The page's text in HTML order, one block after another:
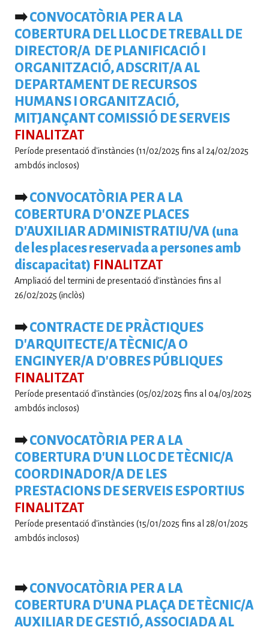
➡️CONVOCATÒRIA PER A LA
COBERTURA DEL LLOC DE TREBALL DE
DIRECTOR/A DE PLANIFICACIÓ I
ORGANITZACIÓ, ADSCRIT/A AL
DEPARTAMENT DE RECURSOS
HUMANS I ORGANITZACIÓ,
MITJANÇANT COMISSIÓ DE SERVEIS
FINALITZAT
Període presentació d'instàncies (11/02/2025 fins al 24/02/2025
ambdós inclosos)
➡️CONVOCATÒRIA PER A LA
COBERTURA D'ONZE PLACES
D'AUXILIAR ADMINISTRATIU/VA (una
de les places reservada a persones amb
discapacitat) FINALITZAT
Ampliació del termini de presentació d'instàncies fins al
26/02/2025 (inclòs)
➡️CONTRACTE DE PRÀCTIQUES
D'ARQUITECTE/A TÈCNIC/A O
ENGINYER/A D'OBRES PÚBLIQUES
FINALITZAT
Període presentació d'instàncies (05/02/2025 fins al 04/03/2025
ambdós inclosos)
➡️CONVOCATÒRIA PER A LA
COBERTURA D'UN LLOC DE TÈCNIC/A
COORDINADOR/A DE LES
PRESTACIONS DE SERVEIS ESPORTIUS
FINALITZAT
Període presentació d'instàncies (15/01/2025 fins al 28/01/2025
ambdós inclosos)
➡️CONVOCATÒRIA PER A LA
COBERTURA D'UNA PLAÇA DE TÈCNIC/A
AUXILIAR DE GESTIÓ, ASSOCIADA AL